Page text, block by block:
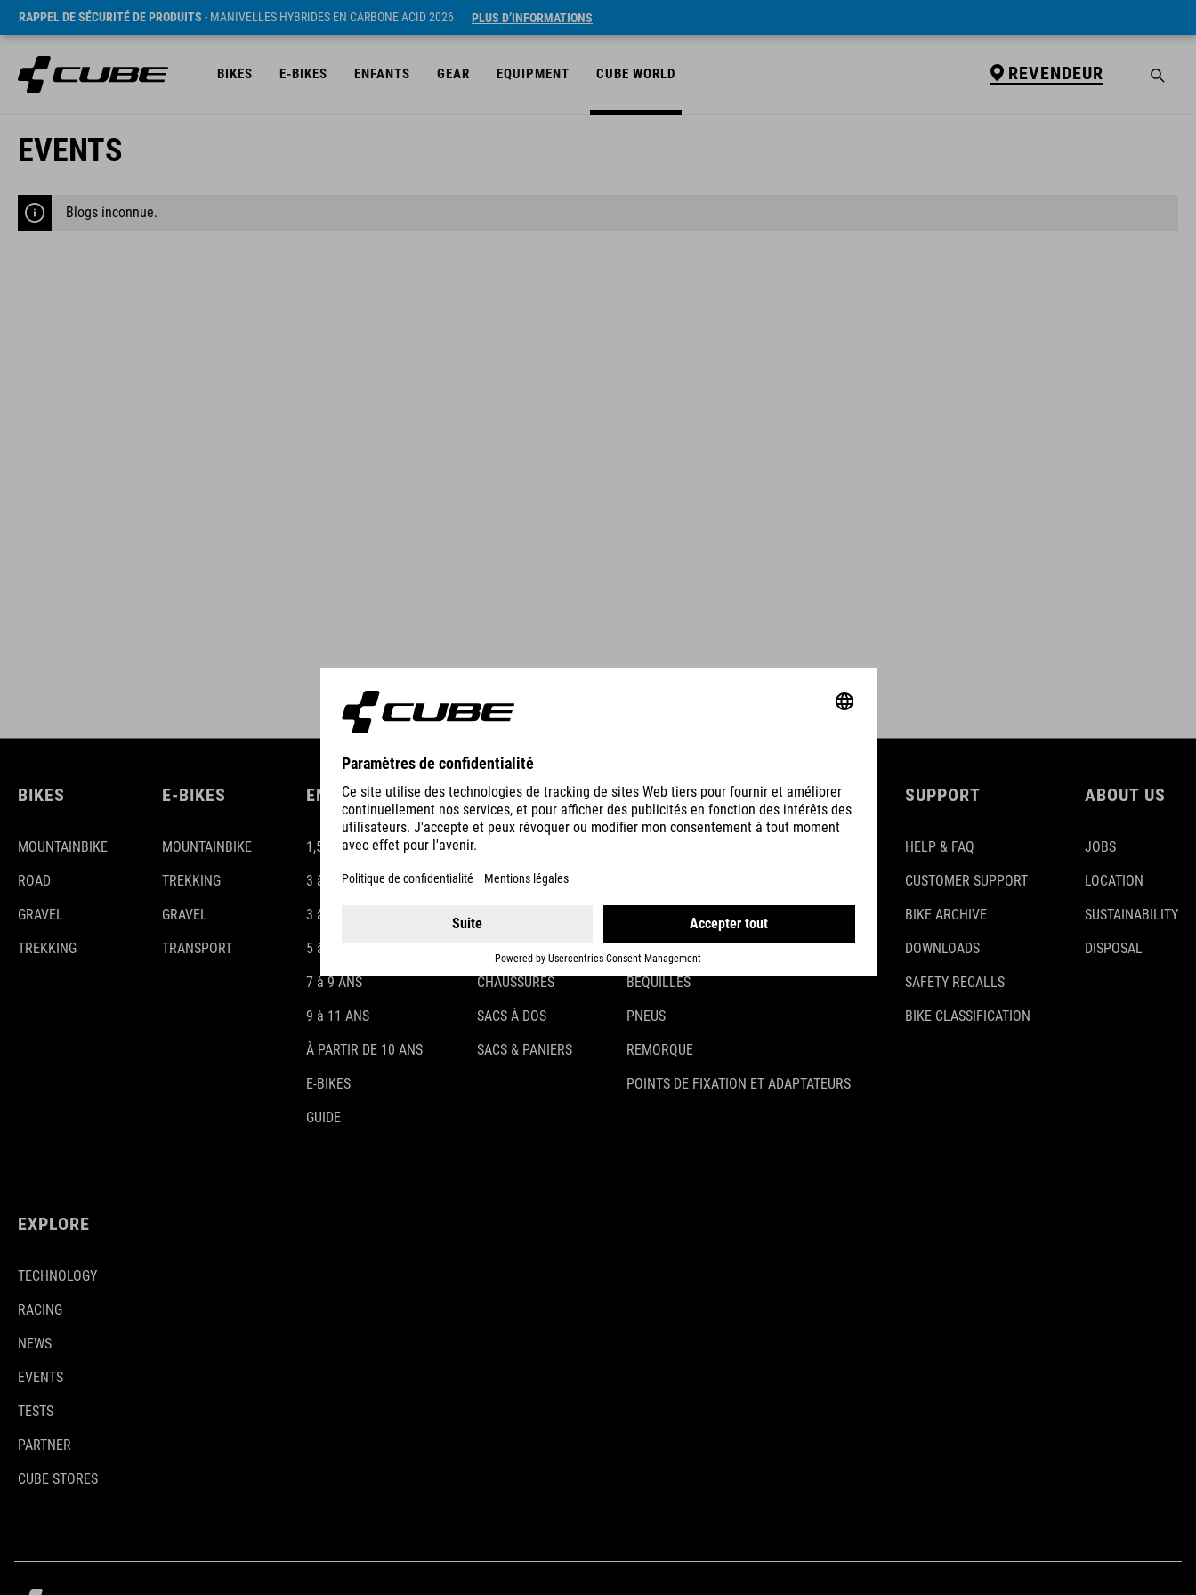
RAPPEL DE SÉCURITÉ DE PRODUITS - MANIVELLES HYBRIDES EN CARBONE ACID 2026 PLUS D’INFORMATIONS
BIKES E-BIKES ENFANTS GEAR EQUIPMENT CUBE WORLD REVENDEUR
EVENTS
Blogs inconnue.
BIKES
MOUNTAINBIKE
ROAD
GRAVEL
TREKKING
E-BIKES
MOUNTAINBIKE
TREKKING
GRAVEL
TRANSPORT
ENFANTS
1,5-3 ANS
3 à 4 ANS
3 à 5 ANS
5 à 7 ANS
7 à 9 ANS
9 à 11 ANS
À PARTIR DE 10 ANS
E-BIKES
GUIDE
GEAR
VÊTEMENTS
CHAUSSURES
SACS À DOS
SACS & PANIERS
EQUIPMENT
GARDE-BOUE
PORTE-BAGAGES
BÉQUILLES
PNEUS
REMORQUE
POINTS DE FIXATION ET ADAPTATEURS
SUPPORT
HELP & FAQ
CUSTOMER SUPPORT
BIKE ARCHIVE
DOWNLOADS
SAFETY RECALLS
BIKE CLASSIFICATION
ABOUT US
JOBS
LOCATION
SUSTAINABILITY
DISPOSAL
EXPLORE
TECHNOLOGY
RACING
NEWS
EVENTS
TESTS
PARTNER
CUBE STORES